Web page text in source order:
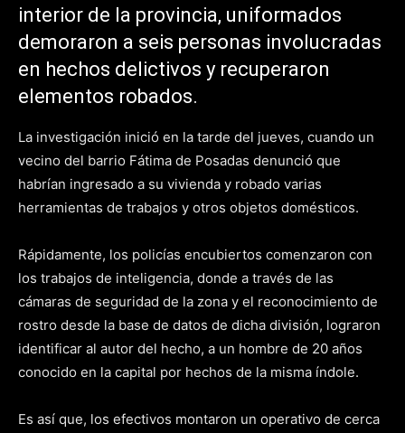
interior de la provincia, uniformados
demoraron a seis personas involucradas
en hechos delictivos y recuperaron
elementos robados.
La investigación inició en la tarde del jueves, cuando un
vecino del barrio Fátima de Posadas denunció que
habrían ingresado a su vivienda y robado varias
herramientas de trabajos y otros objetos domésticos.
Rápidamente, los policías encubiertos comenzaron con
los trabajos de inteligencia, donde a través de las
cámaras de seguridad de la zona y el reconocimiento de
rostro desde la base de datos de dicha división, lograron
identificar al autor del hecho, a un hombre de 20 años
conocido en la capital por hechos de la misma índole.
Es así que, los efectivos montaron un operativo de cerca